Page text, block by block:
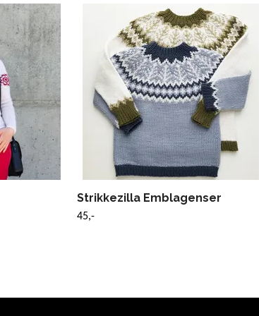
Strikkezilla Emblagenser
45,-